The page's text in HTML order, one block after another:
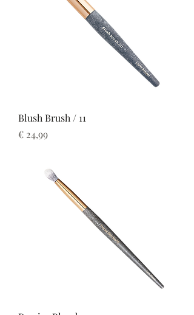
Blush Brush / 11
Prijs
€ 24,99